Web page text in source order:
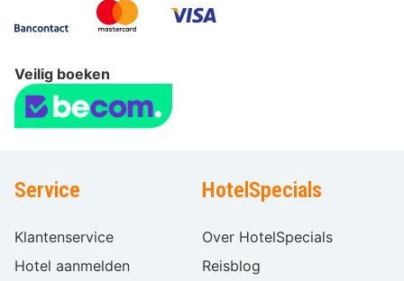
Veilig boeken
Service
Klantenservice
Hotel aanmelden
HotelSpecials
Over HotelSpecials
Reisblog